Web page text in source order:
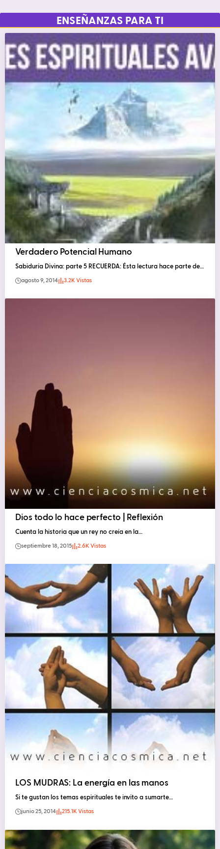
ENSEÑANZAS PARA TI
Verdadero Potencial Humano
Sabiduría Divina: parte 5 RECUERDA: Ésta lectura hace parte de…
agosto 9, 2014 3.2K Vistas
Dios todo lo hace perfecto | Reflexión
Cuenta la historia que un rey no creía en la…
septiembre 18, 2015 2.6K Vistas
LOS MUDRAS: La energía en las manos
Si te gustan los temas espirituales te invito a sumarte…
junio 25, 2014 215.1K Vistas